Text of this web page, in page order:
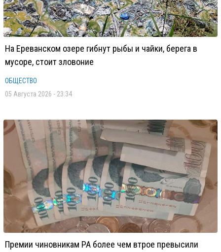
На Ереванском озере гибнут рыбы и чайки, берега в
мусоре, стоит зловоние
ОБЩЕСТВО
05 Августа 2026 - 23:34
Премии чиновникам РА более чем втрое превысили